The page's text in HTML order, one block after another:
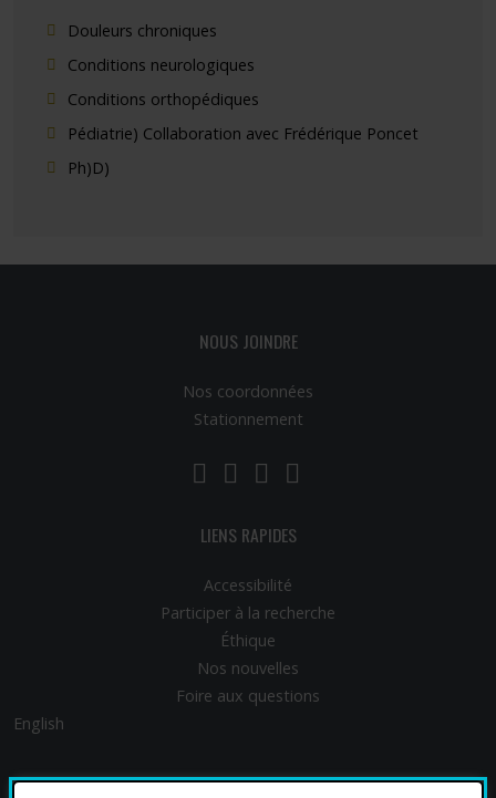
Douleurs chroniques
Conditions neurologiques
Conditions orthopédiques
Pédiatrie) Collaboration avec Frédérique Poncet
Ph)D)
NOUS JOINDRE
Nos coordonnées
Stationnement
LinkedIn
YouTube
Twitter
LIENS RAPIDES
Accessibilité
Participer à la recherche
Éthique
Nos nouvelles
Foire aux questions
English